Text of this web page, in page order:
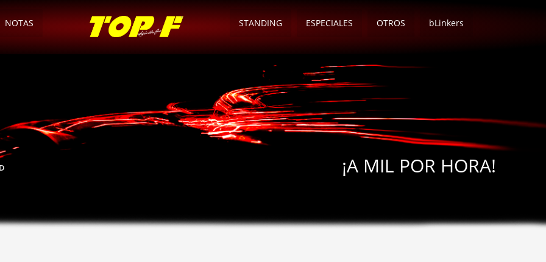
NOTAS STANDING ESPECIALES OTROS bLinkers
¡A MIL POR HORA!